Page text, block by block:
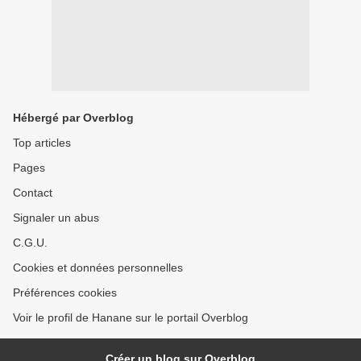
Hébergé par Overblog
Top articles
Pages
Contact
Signaler un abus
C.G.U.
Cookies et données personnelles
Préférences cookies
Voir le profil de Hanane sur le portail Overblog